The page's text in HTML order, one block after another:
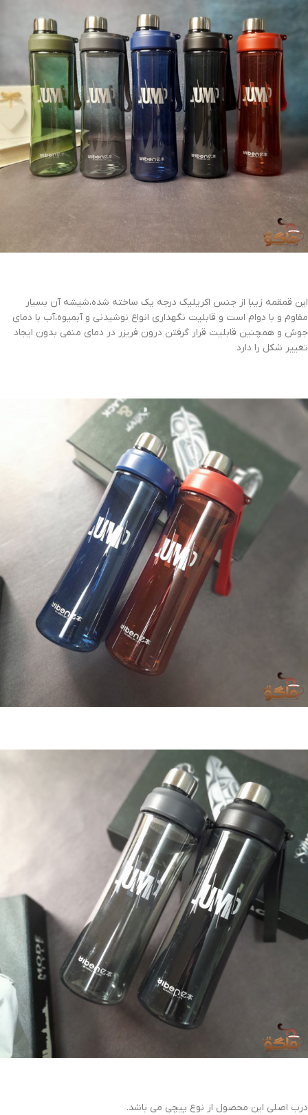
این قمقمه زیبا از جنس اکریلیک درجه یک ساخته شده،شیشه آن بسیار
مقاوم و با دوام است و قابلیت نگهداری انواع نوشیدنی و آبمیوه،آب با دمای
جوش و همچنین قابلیت قرار گرفتن درون فریزر در دمای منفی بدون ایجاد
تغییر شکل را دارد
درب اصلی این محصول از نوع پیچی می باشد.